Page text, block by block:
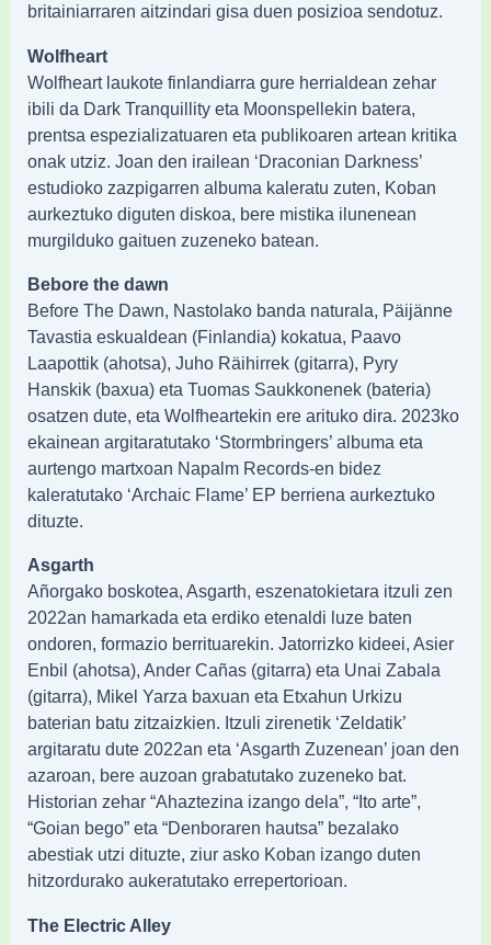
britainiarraren aitzindari gisa duen posizioa sendotuz.
Wolfheart
Wolfheart laukote finlandiarra gure herrialdean zehar
ibili da Dark Tranquillity eta Moonspellekin batera,
prentsa espezializatuaren eta publikoaren artean kritika
onak utziz. Joan den irailean ‘Draconian Darkness’
estudioko zazpigarren albuma kaleratu zuten, Koban
aurkeztuko diguten diskoa, bere mistika ilunenean
murgilduko gaituen zuzeneko batean.
Bebore the dawn
Before The Dawn, Nastolako banda naturala, Päijänne
Tavastia eskualdean (Finlandia) kokatua, Paavo
Laapottik (ahotsa), Juho Räihirrek (gitarra), Pyry
Hanskik (baxua) eta Tuomas Saukkonenek (bateria)
osatzen dute, eta Wolfheartekin ere arituko dira. 2023ko
ekainean argitaratutako ‘Stormbringers’ albuma eta
aurtengo martxoan Napalm Records-en bidez
kaleratutako ‘Archaic Flame’ EP berriena aurkeztuko
dituzte.
Asgarth
Añorgako boskotea, Asgarth, eszenatokietara itzuli zen
2022an hamarkada eta erdiko etenaldi luze baten
ondoren, formazio berrituarekin. Jatorrizko kideei, Asier
Enbil (ahotsa), Ander Cañas (gitarra) eta Unai Zabala
(gitarra), Mikel Yarza baxuan eta Etxahun Urkizu
baterian batu zitzaizkien. Itzuli zirenetik ‘Zeldatik’
argitaratu dute 2022an eta ‘Asgarth Zuzenean’ joan den
azaroan, bere auzoan grabatutako zuzeneko bat.
Historian zehar “Ahaztezina izango dela”, “Ito arte”,
“Goian bego” eta “Denboraren hautsa” bezalako
abestiak utzi dituzte, ziur asko Koban izango duten
hitzordurako aukeratutako errepertorioan.
The Electric Alley